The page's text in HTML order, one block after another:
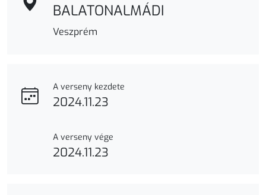
BALATONALMÁDI
Veszprém
A verseny kezdete
2024.11.23
A verseny vége
2024.11.23